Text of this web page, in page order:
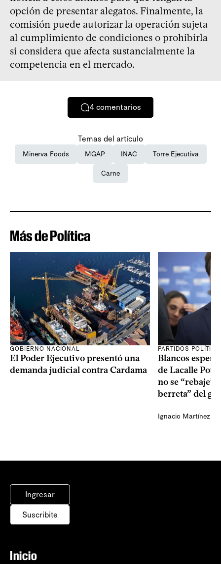
opción de presentar alegatos. Finalmente, la
comisión puede autorizar la operación sujeta
al cumplimiento de condiciones o prohibirla
si considera que afecta sustancialmente la
competencia en el mercado.
4 comentarios
Temas del artículo
Minerva Foods MGAP INAC Torre Ejecutiva
Carne
Más de Política
GOBIERNO NACIONAL
El Poder Ejecutivo presentó una
demanda judicial contra Cardama
PARTIDOS
Blancos
de Lacalle Pou
no se “rebaje”
berreta” del
Ignacio Martínez
Ingresar
Suscribite
Inicio